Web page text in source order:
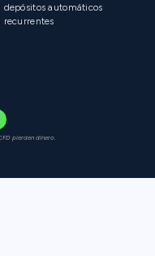
depósitos automáticos
recurrentes
pierden dinero.